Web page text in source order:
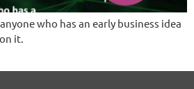
who has an early business idea
it.